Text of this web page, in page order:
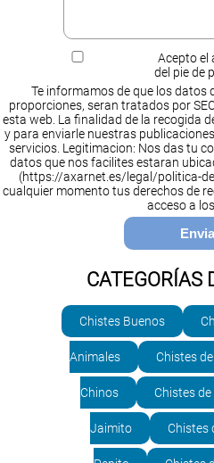
Acepto el
del pie de
Te informamos de que los datos
proporciones, seran tratados por
esta web. La finalidad de la recogida
y para enviarle nuestras
servicios. Legitimacion: Nos das tu
datos que nos facilites estaran
(https://axarnet.es/legal/politica-
cualquier momento tus derechos de
acceso a
CATEGORÍAS
Chistes Buenos
Animales Chistes
Chinos Chistes
Jaimito Chistes